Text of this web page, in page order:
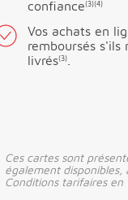
confiance(3)(4)
Vos achats en
remboursés s'ils
livrés(3)
Ces cartes sont
également disponibles,
Conditions tarifaires en